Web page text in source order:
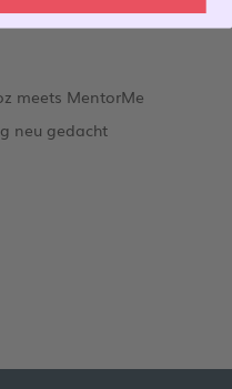
meets MentorMe
neu gedacht